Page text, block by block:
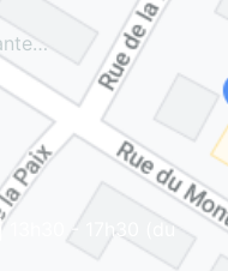
- 17h30 (du